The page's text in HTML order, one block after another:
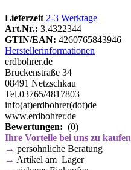
Lieferzeit 2-3 Werktage
Art.Nr.: 3.4322344
GTIN/EAN: 4260765843946
Herstellerinformationen
erdbohrer.de
Brückenstraße 34
08491 Netzschkau
Tel.03765/4817803
info(at)erdbohrer(dot)de
www.erdbohrer.de
Bewertungen: (0)
Ihre Vorteile bei uns zu kaufen
→ persöhnliche Beratung
→ Artikel am Lager